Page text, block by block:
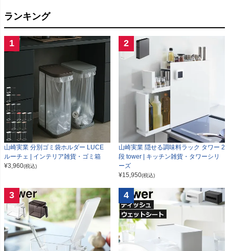
ランキング
1
山崎実業 分別ゴミ袋ホルダー LUCE
ルーチェ | インテリア雑貨・ゴミ箱
¥3,960(税込)
2
山崎実業 隠せる調味料ラック タワー 2
段 tower | キッチン雑貨・タワーシリ
ーズ
¥15,950(税込)
3 4